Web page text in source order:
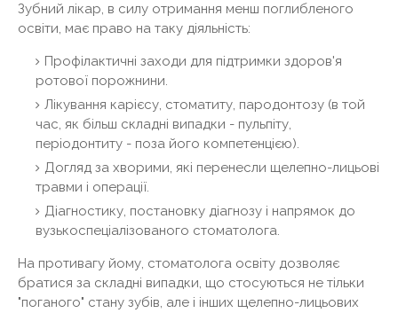
Зубний лікар, в силу отримання менш поглибленого
освіти, має право на таку діяльність:
Профілактичні заходи для підтримки здоров'я
ротової порожнини.
Лікування карієсу, стоматиту, пародонтозу (в той
час, як більш складні випадки - пульпіту,
періодонтиту - поза його компетенцією).
Догляд за хворими, які перенесли щелепно-лицьові
травми і операції.
Діагностику, постановку діагнозу і напрямок до
вузькоспеціалізованого стоматолога.
На противагу йому, стоматолога освіту дозволяє
братися за складні випадки, що стосуються не тільки
"поганого" стану зубів, але і інших щелепно-лицьових